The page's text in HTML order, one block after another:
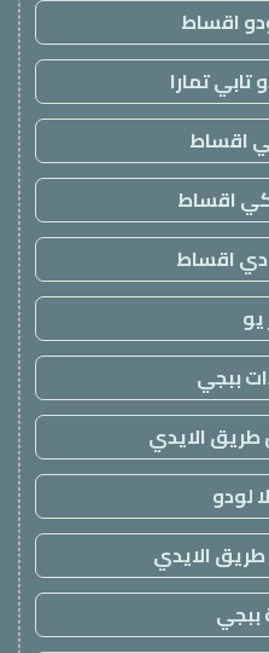
اقساط
تمارا
اقساط
اقساط
اقساط
ببجي
الايدي
لودو
الايدي
ببجي